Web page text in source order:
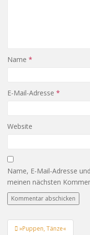
Name *
E-Mail-Adresse *
Website
Name, E-Mail-Adresse
meinen nächsten
»Puppen, Tänze«